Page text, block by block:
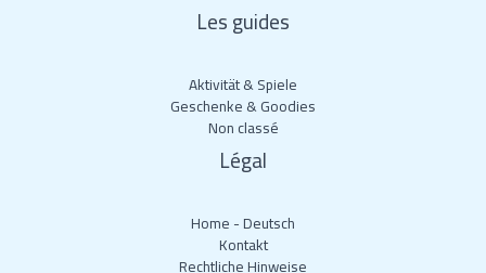
Les guides
Aktivität & Spiele
Geschenke & Goodies
Non classé
Légal
Home - Deutsch
Kontakt
Rechtliche Hinweise